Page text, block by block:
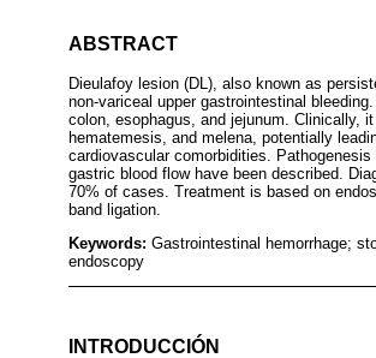
ABSTRACT
Dieulafoy lesion (DL), also known as
non-variceal upper gastrointestinal
colon, esophagus, and jejunum. Clinically,
hematemesis, and melena, potentially
cardiovascular comorbidities.
gastric blood flow have been described.
70% of cases. Treatment is based on
band ligation.
Keywords: Gastrointestinal hemorrhage;
endoscopy
INTRODUCCIÓN